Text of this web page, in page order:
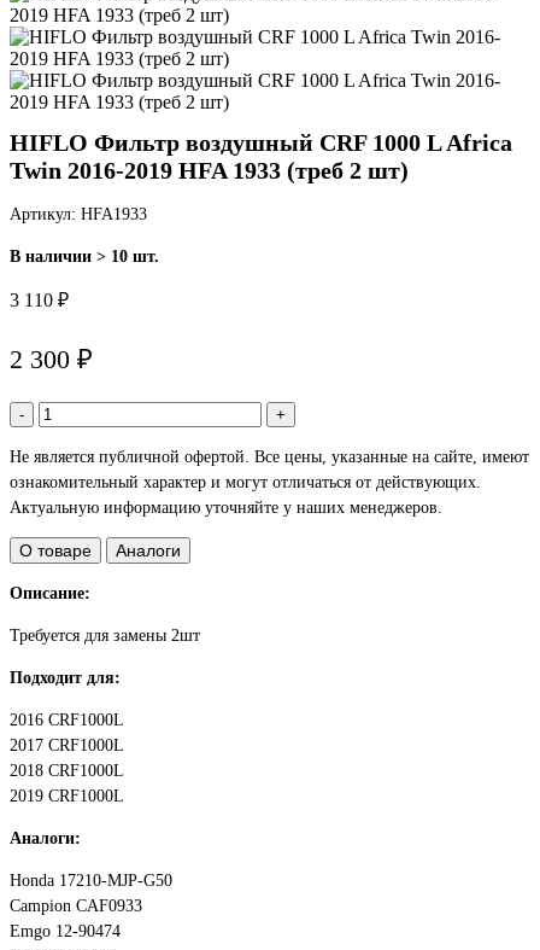
HIFLO Фильтр воздушный CRF 1000 L Africa
Twin 2016-2019 HFA 1933 (треб 2 шт)
Артикул: HFA1933
В наличии > 10 шт.
3 110 ₽
2 300 ₽
- +
Не является публичной офертой. Все цены, указанные на сайте, имеют
ознакомительный характер и могут отличаться от действующих.
Актуальную информацию уточняйте у наших менеджеров.
О товаре Аналоги
Описание:
Требуется для замены 2шт
Подходит для:
2016 CRF1000L
2017 CRF1000L
2018 CRF1000L
2019 CRF1000L
Аналоги:
Honda 17210-MJP-G50
Campion CAF0933
Emgo 12-90474